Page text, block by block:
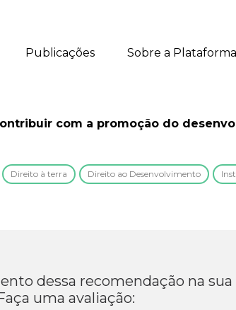
Publicações Sobre a Plataforma
com a promoção do
Direito à terra Direito ao Desenvolvimento
dessa recomendação na sua
uma avaliação: